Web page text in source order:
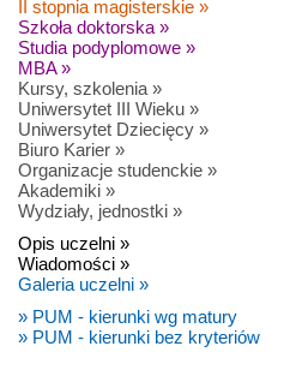
II stopnia magisterskie »
Szkoła doktorska »
Studia podyplomowe »
MBA »
Kursy, szkolenia »
Uniwersytet III Wieku »
Uniwersytet Dziecięcy »
Biuro Karier »
Organizacje studenckie »
Akademiki »
Wydziały, jednostki »
Opis uczelni »
Wiadomości »
Galeria uczelni »
» PUM - kierunki wg matury
» PUM - kierunki bez kryteriów